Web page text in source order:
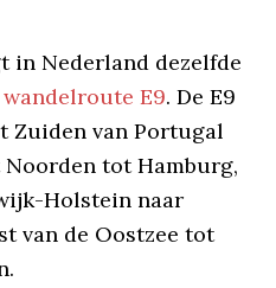
in Nederland dezelfde
wandelroute E9. De E9
Zuiden van Portugal
tot Hamburg,
Holstein naar
van de Oostzee tot